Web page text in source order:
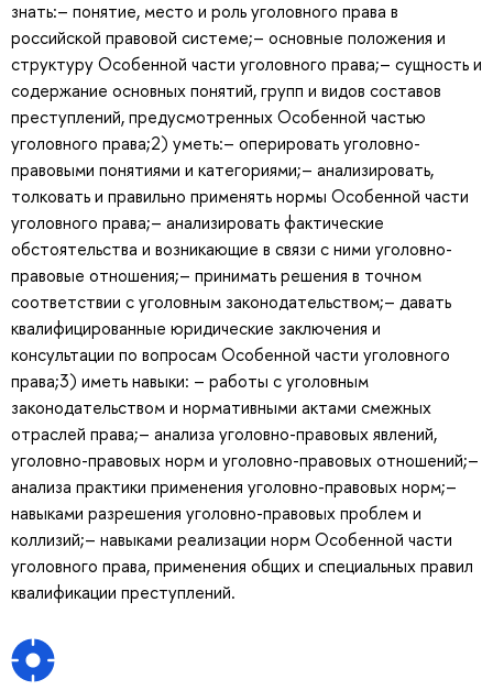
знать:– понятие, место и роль уголовного права в
российской правовой системе;– основные положения и
структуру Особенной части уголовного права;– сущность и
содержание основных понятий, групп и видов составов
преступлений, предусмотренных Особенной частью
уголовного права;2) уметь:– оперировать уголовно-
правовыми понятиями и категориями;– анализировать,
толковать и правильно применять нормы Особенной части
уголовного права;– анализировать фактические
обстоятельства и возникающие в связи с ними уголовно-
правовые отношения;– принимать решения в точном
соответствии с уголовным законодательством;– давать
квалифицированные юридические заключения и
консультации по вопросам Особенной части уголовного
права;3) иметь навыки: – работы с уголовным
законодательством и нормативными актами смежных
отраслей права;– анализа уголовно-правовых явлений,
уголовно-правовых норм и уголовно-правовых отношений;–
анализа практики применения уголовно-правовых норм;–
навыками разрешения уголовно-правовых проблем и
коллизий;– навыками реализации норм Особенной части
уголовного права, применения общих и специальных правил
квалификации преступлений.